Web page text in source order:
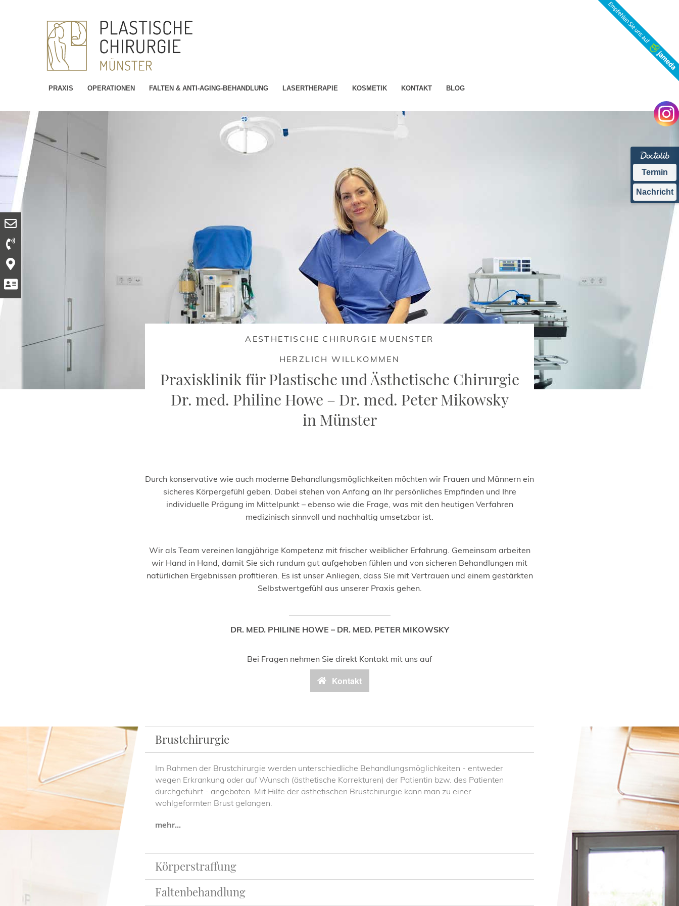
Termin
Nachricht
PRAXIS OPERATIONEN FALTEN & ANTI-AGING-BEHANDLUNG LASERTHERAPIE KOSMETIK KONTAKT BLOG
AESTHETISCHE CHIRURGIE MUENSTER
HERZLICH WILLKOMMEN
Praxisklinik für Plastische und Ästhetische Chirurgie
Dr. med. Philine Howe – Dr. med. Peter Mikowsky
in Münster
Durch konservative wie auch moderne Behandlungsmöglichkeiten möchten wir Frauen und Männern ein
sicheres Körpergefühl geben. Dabei stehen von Anfang an Ihr persönliches Empfinden und Ihre
individuelle Prägung im Mittelpunkt – ebenso wie die Frage, was mit den heutigen Verfahren
medizinisch sinnvoll und nachhaltig umsetzbar ist.
Wir als Team vereinen langjährige Kompetenz mit frischer weiblicher Erfahrung. Gemeinsam arbeiten
wir Hand in Hand, damit Sie sich rundum gut aufgehoben fühlen und von sicheren Behandlungen mit
natürlichen Ergebnissen profitieren. Es ist unser Anliegen, dass Sie mit Vertrauen und einem gestärkten
Selbstwertgefühl aus unserer Praxis gehen.
DR. MED. PHILINE HOWE – DR. MED. PETER MIKOWSKY
Bei Fragen nehmen Sie direkt Kontakt mit uns auf
Kontakt
Brustchirurgie
Im Rahmen der Brustchirurgie werden unterschiedliche Behandlungsmöglichkeiten - entweder
wegen Erkrankung oder auf Wunsch (ästhetische Korrekturen) der Patientin bzw. des Patienten
durchgeführt - angeboten. Mit Hilfe der ästhetischen Brustchirurgie kann man zu einer
wohlgeformten Brust gelangen.
mehr...
Körperstraffung
Mit zunehmendem Alter, oder auch bedingt durch größeren Gewichtsverlust verliert die Haut an
Faltenbehandlung